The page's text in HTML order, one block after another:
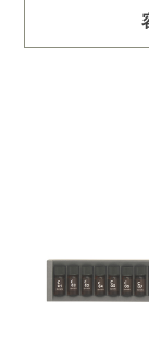
用途・機
択できま
ピエゾ専
ブランチ